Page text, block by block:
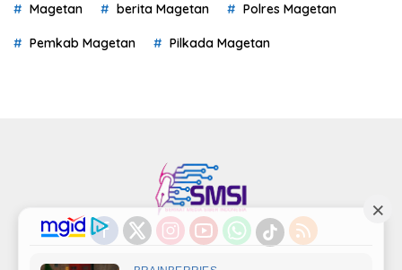
Magetan berita Magetan Polres Magetan
Pemkab Magetan Pilkada Magetan